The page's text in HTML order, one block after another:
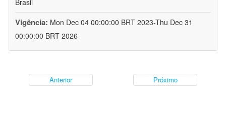
Brasil
Vigência: Mon Dec 04 00:00:00 BRT 2023-Thu Dec 31
00:00:00 BRT 2026
Anterior Próximo